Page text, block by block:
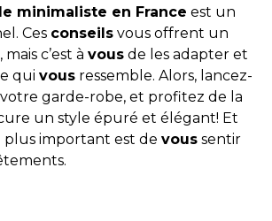
minimaliste en France est un
Ces conseils vous offrent un
c’est à vous de les adapter et
qui vous ressemble. Alors, lancez-
votre garde-robe, et profitez de la
un style épuré et élégant! Et
plus important est de vous sentir